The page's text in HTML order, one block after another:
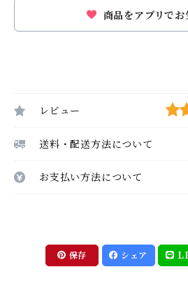
商品をアプリでお
レビュー
送料・配送方法について
お支払い方法について
保存 シェア